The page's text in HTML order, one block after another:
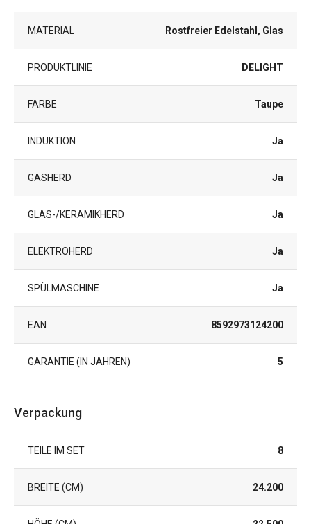
MATERIAL Rostfreier Edelstahl, Glas
PRODUKTLINIE DELIGHT
FARBE Taupe
INDUKTION Ja
GASHERD Ja
GLAS-/KERAMIKHERD Ja
ELEKTROHERD Ja
SPÜLMASCHINE Ja
EAN 8592973124200
GARANTIE (IN JAHREN) 5
Verpackung
TEILE IM SET 8
BREITE (CM) 24.200